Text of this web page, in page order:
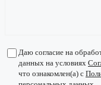
Даю согласие на
данных на условиях
что ознакомлен(а) с